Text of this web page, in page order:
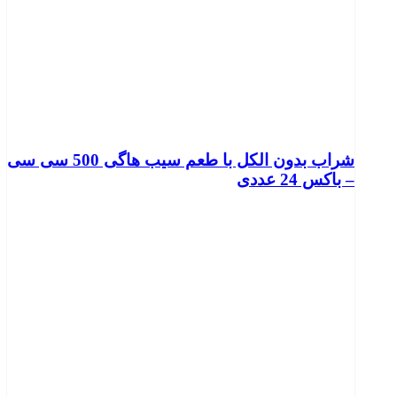
شراب بدون الکل با طعم سیب هاگی 500 سی سی
– باکس 24 عددی